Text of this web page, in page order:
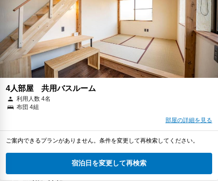
4人部屋 共用バスルーム
利用人数 4名
布団 4組
部屋の詳細を見る
ご案内できるプランがありません。条件を変更して再検索してください。
宿泊日を変更して再検索